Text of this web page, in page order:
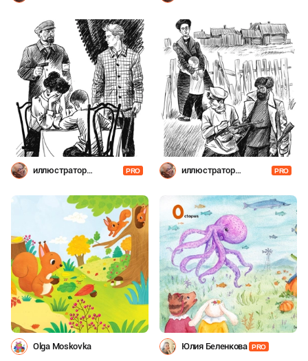
иллюстратор
PRO
иллюстратор
PRO
Olga Moskovka Юлия Беленкова PRO